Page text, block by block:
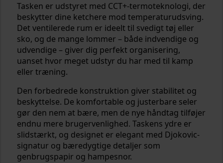
Tasken er udstyret med CCT+-termoteknologi, der
beskytter dine ketchere mod temperaturudsving.
Det ventilerede rum er ideelt til svedigt tøj eller
sko, og de mange lommer – både indvendige og
udvendige – giver dig perfekt organisering,
uanset hvor meget udstyr du har med til kamp
eller træning.
Den forbedrede konstruktion giver stabilitet og
beskyttelse. De komfortable og justerbare seler
gør den nem at bære, men de nye håndtag tilføjer
endnu mere brugervenlighed. Taskens ydre er
slidstærkt, og designet er elegant med Djokovic-
signatur og bæredygtige detaljer som
genbrugspapir og hampesnor.